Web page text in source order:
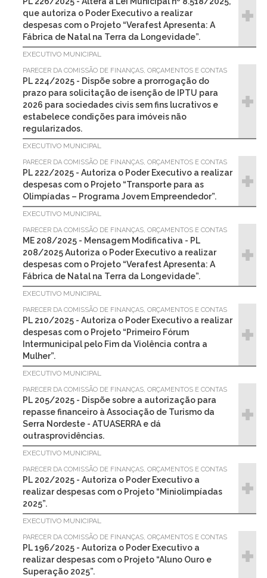
que autoriza o Poder Executivo a realizar
despesas com o Projeto “Verafest Apresenta: A
Fábrica de Natal na Terra da Longevidade”.
EXECUTIVO MUNICIPAL
PARECER DA COMISSÃO DE FINANÇAS, ORÇAMENTOS E CONTAS
PL 224/2025 - Dispõe sobre a prorrogação do
prazo para solicitação de isenção de IPTU para
2026 para sociedades civis sem fins lucrativos e
estabelece condições para imóveis não
regularizados.
EXECUTIVO MUNICIPAL
PARECER DA COMISSÃO DE FINANÇAS, ORÇAMENTOS E CONTAS
PL 222/2025 - Autoriza o Poder Executivo a realizar
despesas com o Projeto “Transporte para as
Olimpíadas – Programa Jovem Empreendedor”.
EXECUTIVO MUNICIPAL
PARECER DA COMISSÃO DE FINANÇAS, ORÇAMENTOS E CONTAS
ME 208/2025 - Mensagem Modificativa - PL
208/2025 Autoriza o Poder Executivo a realizar
despesas com o Projeto “Verafest Apresenta: A
Fábrica de Natal na Terra da Longevidade”.
EXECUTIVO MUNICIPAL
PARECER DA COMISSÃO DE FINANÇAS, ORÇAMENTOS E CONTAS
PL 210/2025 - Autoriza o Poder Executivo a realizar
despesas com o Projeto “Primeiro Fórum
Intermunicipal pelo Fim da Violência contra a
Mulher”.
EXECUTIVO MUNICIPAL
PARECER DA COMISSÃO DE FINANÇAS, ORÇAMENTOS E CONTAS
PL 205/2025 - Dispõe sobre a autorização para
repasse financeiro à Associação de Turismo da
Serra Nordeste - ATUASERRA e dá
outrasprovidências.
EXECUTIVO MUNICIPAL
PARECER DA COMISSÃO DE FINANÇAS, ORÇAMENTOS E CONTAS
PL 202/2025 - Autoriza o Poder Executivo a
realizar despesas com o Projeto “Miniolimpíadas
2025”.
EXECUTIVO MUNICIPAL
PARECER DA COMISSÃO DE FINANÇAS, ORÇAMENTOS E CONTAS
PL 196/2025 - Autoriza o Poder Executivo a
realizar despesas com o Projeto “Aluno Ouro e
Superação 2025”.